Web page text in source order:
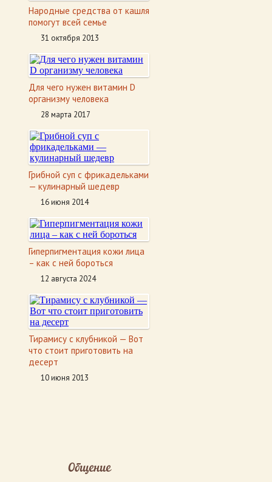
Народные средства от кашля
помогут всей семье
31 октября 2013
Для чего нужен витамин D
организму человека
28 марта 2017
Грибной суп с фрикадельками
— кулинарный шедевр
16 июня 2014
Гиперпигментация кожи лица
– как с ней бороться
12 августа 2024
Тирамису с клубникой — Вот
что стоит приготовить на
десерт
10 июня 2013
Общение